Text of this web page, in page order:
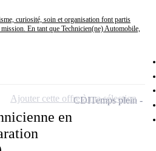
curiosité, soin et organisation font partis
En tant que Technicien(ne) Automobile,
en
CDITemps plein
Ajouter cette offre à ma sélection